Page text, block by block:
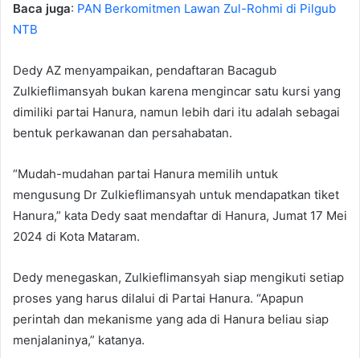
Baca juga: PAN Berkomitmen Lawan Zul-Rohmi di Pilgub
NTB
Dedy AZ menyampaikan, pendaftaran Bacagub
Zulkieflimansyah bukan karena mengincar satu kursi yang
dimiliki partai Hanura, namun lebih dari itu adalah sebagai
bentuk perkawanan dan persahabatan.
“Mudah-mudahan partai Hanura memilih untuk
mengusung Dr Zulkieflimansyah untuk mendapatkan tiket
Hanura,” kata Dedy saat mendaftar di Hanura, Jumat 17 Mei
2024 di Kota Mataram.
Dedy menegaskan, Zulkieflimansyah siap mengikuti setiap
proses yang harus dilalui di Partai Hanura. “Apapun
perintah dan mekanisme yang ada di Hanura beliau siap
menjalaninya,” katanya.